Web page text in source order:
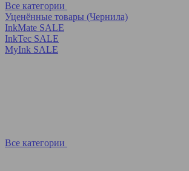
Все категории
Уценённые товары (Чернила)
InkMate SALE
InkTec SALE
MyInk SALE
Все категории